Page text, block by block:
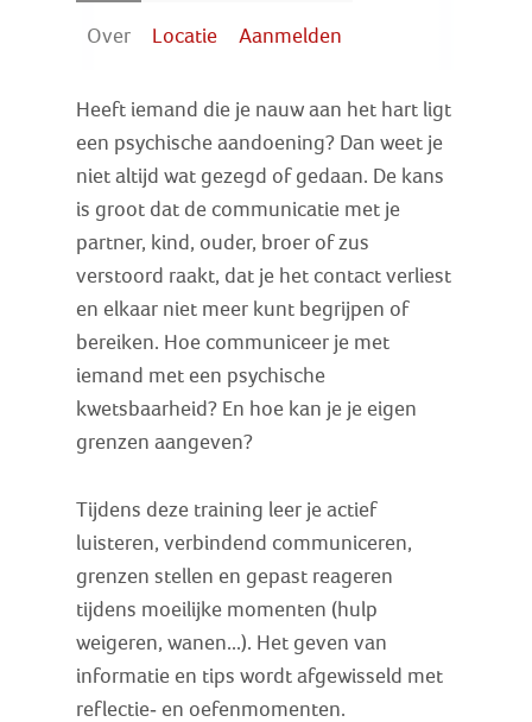
Over Locatie Aanmelden
Heeft iemand die je nauw aan het hart ligt
een psychische aandoening? Dan weet je
niet altijd wat gezegd of gedaan. De kans
is groot dat de communicatie met je
partner, kind, ouder, broer of zus
verstoord raakt, dat je het contact verliest
en elkaar niet meer kunt begrijpen of
bereiken. Hoe communiceer je met
iemand met een psychische
kwetsbaarheid? En hoe kan je je eigen
grenzen aangeven?
Tijdens deze training leer je actief
luisteren, verbindend communiceren,
grenzen stellen en gepast reageren
tijdens moeilijke momenten (hulp
weigeren, wanen...). Het geven van
informatie en tips wordt afgewisseld met
reflectie- en oefenmomenten.